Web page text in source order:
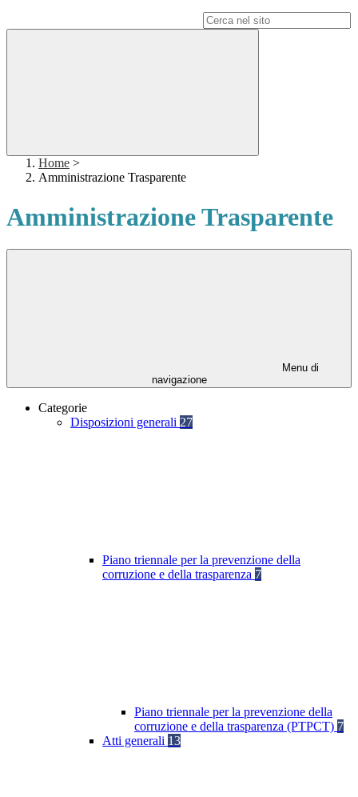
Home >
Amministrazione Trasparente
Amministrazione Trasparente
Menu di
navigazione
Categorie
Disposizioni generali 27
Piano triennale per la prevenzione della
corruzione e della trasparenza 7
Piano triennale per la prevenzione della
corruzione e della trasparenza (PTPCT) 7
Atti generali 13